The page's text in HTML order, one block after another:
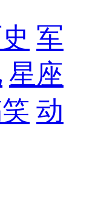
军
星座
动